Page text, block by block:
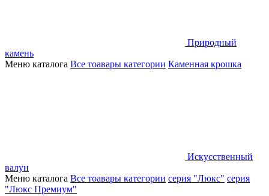
Природный
камень
Меню каталога Все тоавары категории Каменная крошка
Искусственный
валун
Меню каталога Все тоавары категории серия "Люкс" серия
"Люкс Премиум"